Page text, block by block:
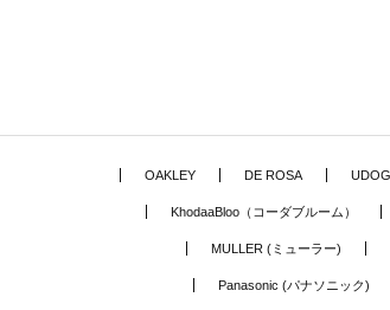
OAKLEY DE ROSA UDOG
KhodaaBloo（コーダブルーム）
MULLER (ミューラー)
Panasonic (パナソニック)